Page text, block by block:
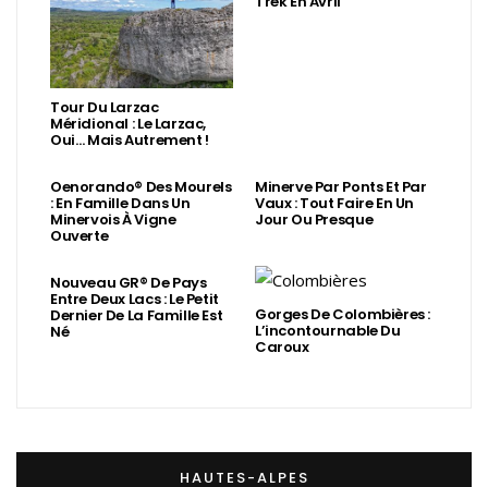
Tour Du Larzac
Méridional : Le Larzac,
Oui… Mais Autrement !
Oenorando® Des Mourels
: En Famille Dans Un
Minervois À Vigne
Ouverte
Minerve Par Ponts Et Par
Vaux : Tout Faire En Un
Jour Ou Presque
Nouveau GR® De Pays
Entre Deux Lacs : Le Petit
Dernier De La Famille Est
Né
Gorges De Colombières :
L’incontournable Du
Caroux
HAUTES-ALPES